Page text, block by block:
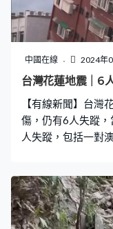
領7名成人攀過土
那時一家五口身在
睙都快掉出來，設
場，與警員聯手結
人情緒，引導徒步
後，Belbas獲稱為
承諾幫助有需要的
中國在線 2024年
台灣花蓮地震｜6
【有線新聞】台灣
傷，仍有6人失蹤
人失蹤，包括一對
尋獲三具遺體。太
理處原本公告封園
期休園。專家估計